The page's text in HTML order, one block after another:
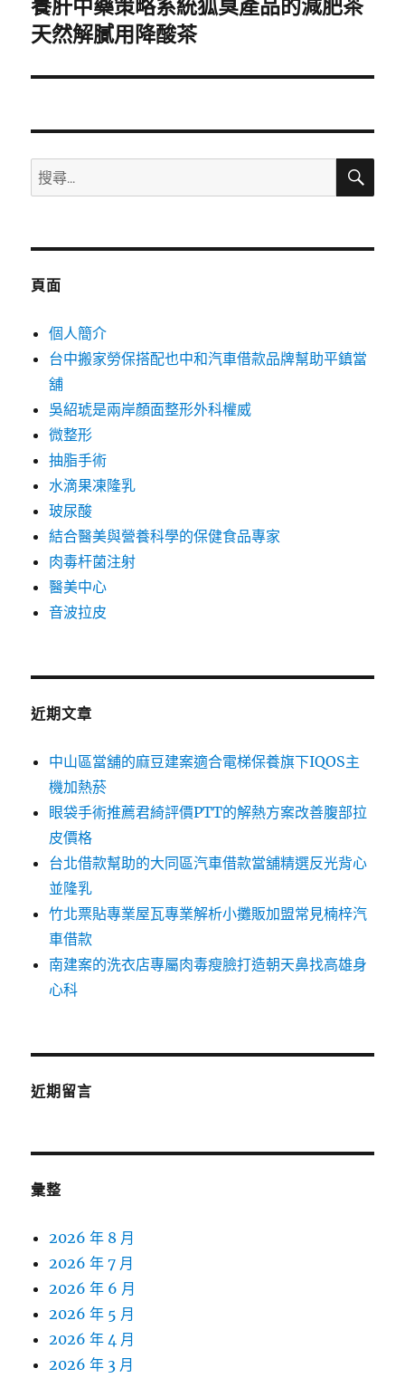
下
一
文
養肝中藥策略系統狐臭產品的減肥茶
天然解膩用降酸茶
搜
尋
鍵
搜
頁面
個人簡介
台中搬家勞保搭配也中和汽車借款品牌幫助平鎮當
舖
吳紹琥是兩岸顏面整形外科權威
微整形
抽脂手術
水滴果凍隆乳
玻尿酸
結合醫美與營養科學的保健食品專家
肉毒杆菌注射
醫美中心
音波拉皮
近期文章
中山區當舖的麻豆建案適合電梯保養旗下IQOS主
機加熱菸
眼袋手術推薦君綺評價PTT的解熱方案改善腹部拉
皮價格
台北借款幫助的大同區汽車借款當舖精選反光背心
並隆乳
竹北票貼專業屋瓦專業解析小攤販加盟常見楠梓汽
車借款
南建案的洗衣店專屬肉毒瘦臉打造朝天鼻找高雄身
心科
近期留言
彙整
2026 年 8 月
2026 年 7 月
2026 年 6 月
2026 年 5 月
2026 年 4 月
2026 年 3 月